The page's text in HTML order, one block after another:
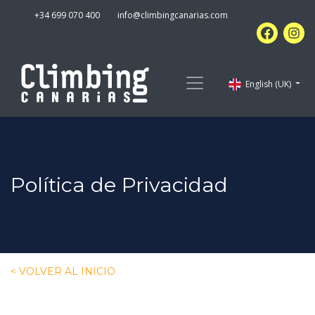
+34 699 070 400 info@climbingcanarias.com
English (UK)
Política de Privacidad
< VOLVER AL INICIO